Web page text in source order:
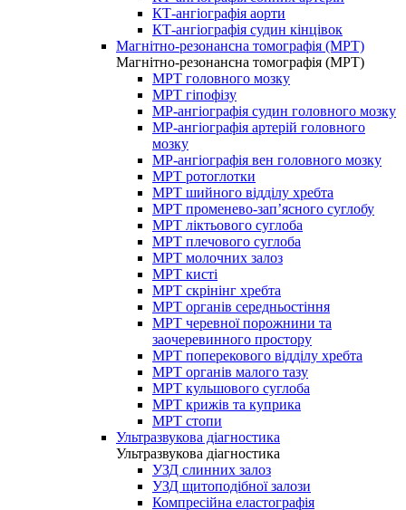
КТ-ангіографія аорти
КТ-ангіографія судин кінцівок
Магнітно-резонансна томографія (МРТ)
Магнітно-резонансна томографія (МРТ)
МРТ головного мозку
МРТ гіпофізу
МР-ангіографія судин головного мозку
МР-ангіографія артерій головного
мозку
МР-ангіографія вен головного мозку
МРТ ротоглотки
МРТ шийного відділу хребта
МРТ променево-зап’ясного суглобу
МРТ ліктьового суглоба
МРТ плечового суглоба
МРТ молочних залоз
МРТ кисті
МРТ скрінінг хребта
МРТ органів середньостіння
МРТ черевної порожнини та
заочеревинного простору
МРТ поперекового відділу хребта
МРТ органів малого тазу
МРТ кульшового суглоба
МРТ крижів та куприка
МРТ стопи
Ультразвукова діагностика
Ультразвукова діагностика
УЗД слинних залоз
УЗД щитоподібної залози
Компресійна еластографія